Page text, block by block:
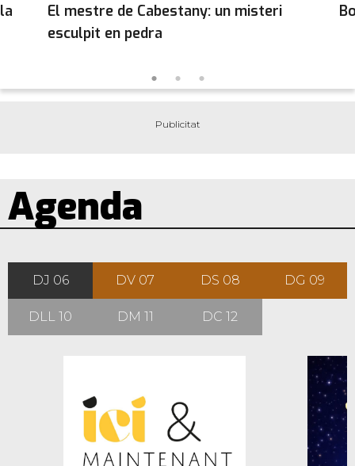
El mestre de Cabestany: un misteri
esculpit en pedra
Agenda
DJ 06 DV 07 DS 08 DG 09
DLL 10 DM 11 DC 12